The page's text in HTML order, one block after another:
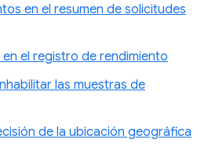
en el resumen de solicitudes
el registro de rendimiento
las muestras de
de la ubicación geográfica